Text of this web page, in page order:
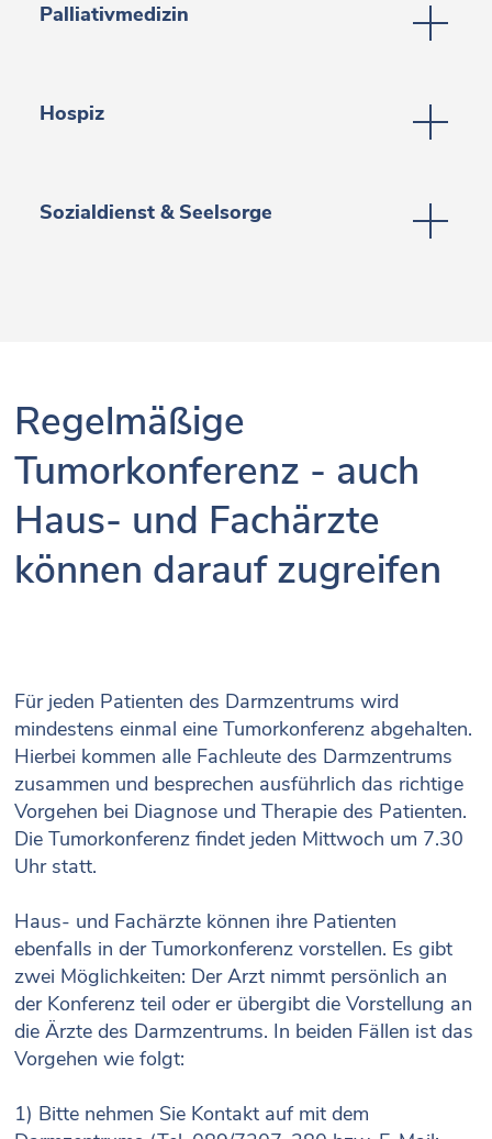
Palliativmedizin
Hospiz
Sozialdienst & Seelsorge
Regelmäßige
Tumorkonferenz - auch
Haus- und Fachärzte
können darauf zugreifen
Für jeden Patienten des Darmzentrums wird
mindestens einmal eine Tumorkonferenz abgehalten.
Hierbei kommen alle Fachleute des Darmzentrums
zusammen und besprechen ausführlich das richtige
Vorgehen bei Diagnose und Therapie des Patienten.
Die Tumorkonferenz findet jeden Mittwoch um 7.30
Uhr statt.
Haus- und Fachärzte können ihre Patienten
ebenfalls in der Tumorkonferenz vorstellen. Es gibt
zwei Möglichkeiten: Der Arzt nimmt persönlich an
der Konferenz teil oder er übergibt die Vorstellung an
die Ärzte des Darmzentrums. In beiden Fällen ist das
Vorgehen wie folgt:
1) Bitte nehmen Sie Kontakt auf mit dem